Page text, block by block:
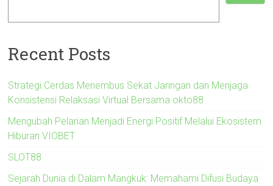
Recent Posts
Strategi Cerdas Menembus Sekat Jaringan dan Menjaga
Konsistensi Relaksasi Virtual Bersama okto88
Mengubah Pelarian Menjadi Energi Positif Melalui Ekosistem
Hiburan VIOBET
SLOT88
Sejarah Dunia di Dalam Mangkuk: Memahami Difusi Budaya